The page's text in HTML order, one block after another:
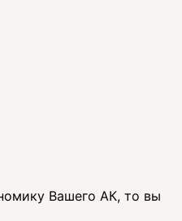
Вашего АК, то вы